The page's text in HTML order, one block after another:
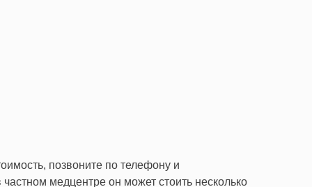
позвоните по телефону и
медцентре он может стоить несколько